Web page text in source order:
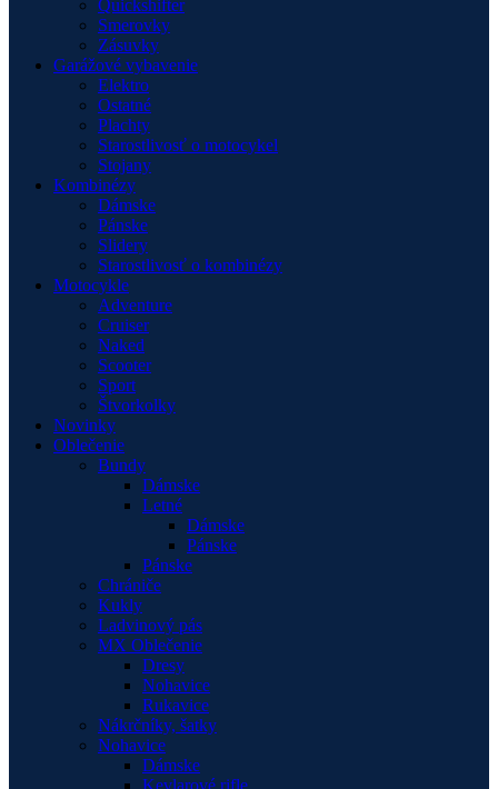
Quickshifter
Smerovky
Zásuvky
Garážové vybavenie
Elektro
Ostatné
Plachty
Starostlivosť o motocykel
Stojany
Kombinézy
Dámske
Pánske
Slidery
Starostlivosť o kombinézy
Motocykle
Adventure
Cruiser
Naked
Scooter
Sport
Štvorkolky
Novinky
Oblečenie
Bundy
Dámske
Letné
Dámske
Pánske
Pánske
Chrániče
Kukly
Ladvinový pás
MX Oblečenie
Dresy
Nohavice
Rukavice
Nákrčníky, šatky
Nohavice
Dámske
Kevlarové rifle